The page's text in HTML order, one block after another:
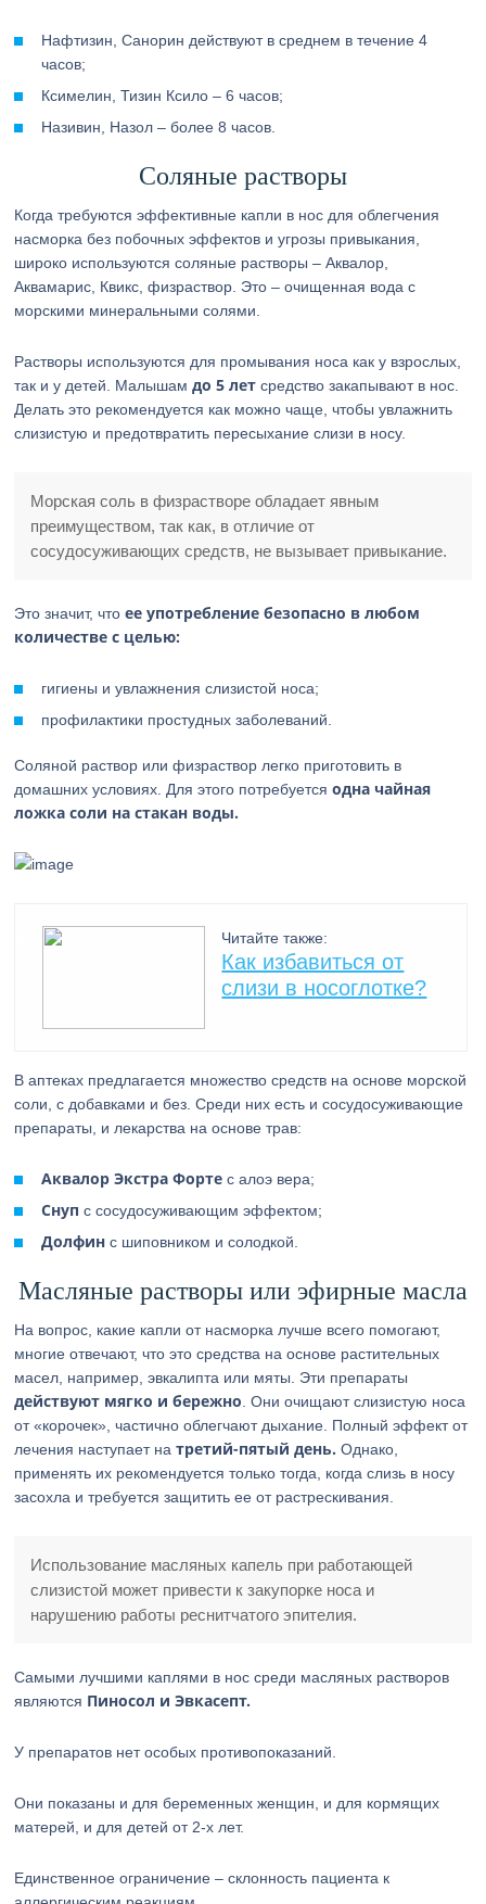
Нафтизин, Санорин действуют в среднем в течение 4
часов;
Ксимелин, Тизин Ксило – 6 часов;
Називин, Назол – более 8 часов.
Соляные растворы
Когда требуются эффективные капли в нос для облегчения
насморка без побочных эффектов и угрозы привыкания,
широко используются соляные растворы – Аквалор,
Аквамарис, Квикс, физраствор. Это – очищенная вода с
морскими минеральными солями.
Растворы используются для промывания носа как у взрослых,
так и у детей. Малышамдо 5 лет средство закапывают в нос.
Делать это рекомендуется как можно чаще, чтобы увлажнить
слизистую и предотвратить пересыхание слизи в носу.
Морская соль в физрастворе обладает явным
преимуществом, так как, в отличие от
сосудосуживающих средств, не вызывает привыкание.
Это значит, чтоее употребление безопасно в любом
количестве с целью:
гигиены и увлажнения слизистой носа;
профилактики простудных заболеваний.
Соляной раствор или физраствор легко приготовить в
домашних условиях. Для этого потребуетсяодна чайная
ложка соли на стакан воды.
Читайте также:
Как избавиться от
слизи в носоглотке?
В аптеках предлагается множество средств на основе морской
соли, с добавками и без. Среди них есть и сосудосуживающие
препараты, и лекарства на основе трав:
Аквалор Экстра Форте с алоэ вера;
Снуп с сосудосуживающим эффектом;
Долфин с шиповником и солодкой.
Масляные растворы или эфирные масла
На вопрос, какие капли от насморка лучше всего помогают,
многие отвечают, что это средства на основе растительных
масел, например, эвкалипта или мяты. Эти препараты
действуют мягко и бережно . Они очищают слизистую носа
от «корочек», частично облегчают дыхание. Полный эффект от
лечения наступает натретий-пятый день.Однако,
применять их рекомендуется только тогда, когда слизь в носу
засохла и требуется защитить ее от растрескивания.
Использование масляных капель при работающей
слизистой может привести к закупорке носа и
нарушению работы реснитчатого эпителия.
Самыми лучшими каплями в нос среди масляных растворов
являются Пиносол и Эвкасепт.
У препаратов нет особых противопоказаний.
Они показаны и для беременных женщин, и для кормящих
матерей, и для детей от 2-х лет.
Единственное ограничение – склонность пациента к